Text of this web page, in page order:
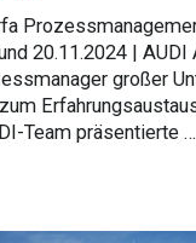
20.11.2024 | AUDI
großer
Team präsentierte …